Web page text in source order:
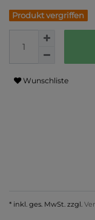
Produkt vergriffen
Wunschliste
* inkl. ges. MwSt. zzgl.